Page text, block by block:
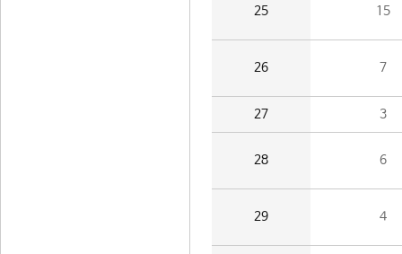
25 15
26 7
27 3
28 6
29 4